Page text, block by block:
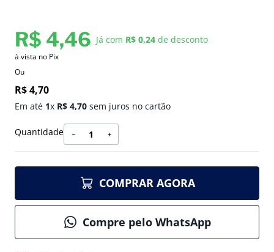
R$ 4,46 Já com R$ 0,24 de desconto
à vista no Pix
Ou
R$4,70
Em até 1x R$ 4,70 sem juros no cartão
Quantidade ＋
－
COMPRAR AGORA
Compre pelo WhatsApp